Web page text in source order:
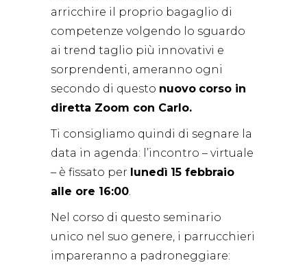
arricchire il proprio bagaglio di
competenze volgendo lo sguardo
ai trend taglio più innovativi e
sorprendenti, ameranno ogni
secondo di questo nuovo corso in
diretta Zoom con Carlo.
Ti consigliamo quindi di segnare la
data in agenda: l’incontro – virtuale
– è fissato per lunedì 15 febbraio
alle ore 16:00.
Nel corso di questo seminario
unico nel suo genere, i parrucchieri
impareranno a padroneggiare: